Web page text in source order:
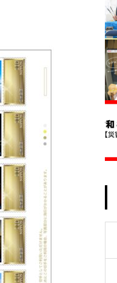
手軽に！運動を
ート
サーフィン体
ニアサーフィ
」 レポート